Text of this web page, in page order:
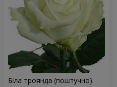
Біла троянда (поштучно)